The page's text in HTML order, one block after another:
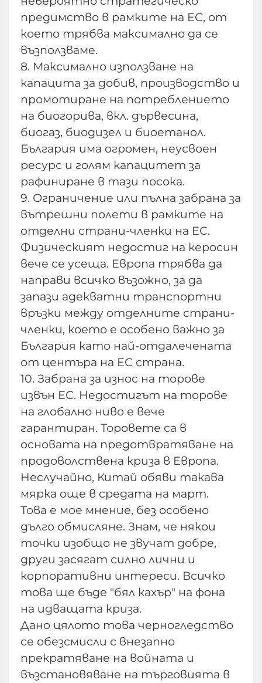
предимство в рамките на ЕС, от
което трябва максимално да се
възползваме.
8. Максимално използване на
капацита за добив, производство и
промотиране на потреблението
на биогорива, вкл. дървесина,
биогаз, биодизел и биоетанол.
България има огромен, неусвоен
ресурс и голям капацитет за
рафиниране в тази посока.
9. Ограничение или пълна забрана за
вътрешни полети в рамките на
отделни страни-членки на ЕС.
Физическият недостиг на керосин
вече се усеща. Европа трябва да
направи всичко възожно, за да
запази адекватни транспортни
връзки между отделните страни-
членки, което е особено важно за
България като най-отдалечената
от центъра на ЕС страна.
10. Забрана за износ на торове
извън ЕС. Недостигът на торове
на глобално ниво е вече
гарантиран. Торовете са в
основата на предотвратяване на
продоволствена криза в Европа.
Неслучайно, Китай обяви такава
мярка още в средата на март.
Това е мое мнение, без особено
дълго обмисляне. Знам, че някои
точки изобщо не звучат добре,
други засягат силно лични и
корпоративни интереси. Всичко
това ще бъде "бял кахър" на фона
на идващата криза.
Дано цялото това черногледство
се обезсмисли с внезапно
прекратяване на войната и
възстановяване на търговията в